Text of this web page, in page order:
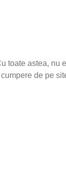
toate astea,
de pe